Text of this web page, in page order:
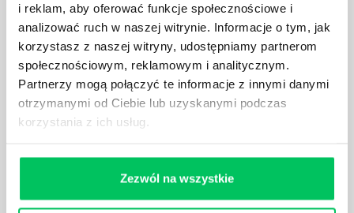
i reklam, aby oferować funkcje społecznościowe i
analizować ruch w naszej witrynie. Informacje o tym, jak
korzystasz z naszej witryny, udostępniamy partnerom
społecznościowym, reklamowym i analitycznym.
Partnerzy mogą połączyć te informacje z innymi danymi
otrzymanymi od Ciebie lub uzyskanymi podczas
korzystania z ich usług.
Zezwól na wszystkie
JAK BRYGADZISTA MOŻE ROZWINĄĆ SWOJE
KOMPETENCJE MENEDŻERSKIE?
Menedżer to niezwykle ważne stanowisko w każdej
firmie. Osoba je pełniąca jest w pełni odpowiedzialna
za realizację działań podległych mu osób oraz